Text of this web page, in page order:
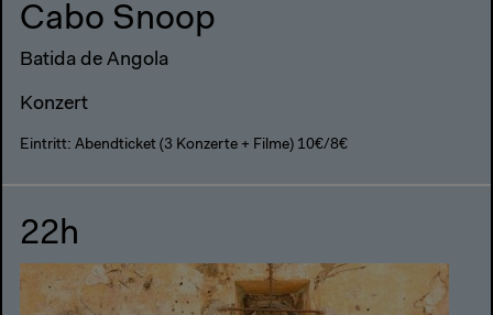
Cabo Snoop
Batida de Angola
Konzert
Eintritt: Abendticket (3 Konzerte + Filme) 10€/8€
22h